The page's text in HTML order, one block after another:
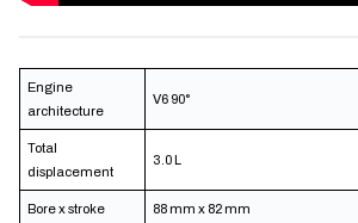
Engine
architecture
V6 90°
Total
displacement
3.0 L
Bore x stroke 88 mm x 82 mm